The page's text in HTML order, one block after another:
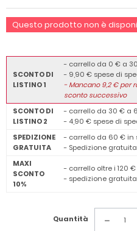
Questo prodotto non è
SCONTO DI
LISTINO 1
- carrello da 0 € a
- 9,90 € spese di
-Mancano9,2€ per
sconto successivo
SCONTO DI
LISTINO 2
- carrello da 30 € a
- 4,90 € spese di
SPEDIZIONE
GRATUITA
- carrello da 60 € in
- Spedizione gratuita
MAXI
SCONTO
10%
- carrello oltre i 120 €
- spedizione gratuita
Quantità